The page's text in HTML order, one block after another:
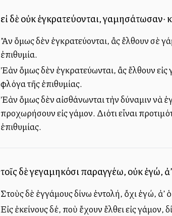
εἰ δὲ οὐκ ἐγκρατεύονται, γαμησάτωσαν·
Ἂν ὅμως δὲν ἐγκρατεύονται, ἂς ἔλθουν σὲ
ἐπιθυμία.
Ἐὰν ὅμως δὲν ἐγκρατεύωνται, ἂς ἔλθουν εἰς
φλόγα τῆς ἐπιθυμίας.
Ἐὰν ὅμως δὲν αἰσθάνωνται τὴν δύναμιν νὰ
προχωρήσουν εἰς γάμον. Διότι εἶναι
ἐπιθυμίας.
τοῖς δὲ γεγαμηκόσι παραγγέλλω, οὐκ ἐγώ,
Στοὺς δὲ ἐγγάμους δίνω ἐντολή, ὄχι ἐγώ,
Εἰς ἐκείνους δέ, ποὺ ἔχουν ἔλθει εἰς γάμον,